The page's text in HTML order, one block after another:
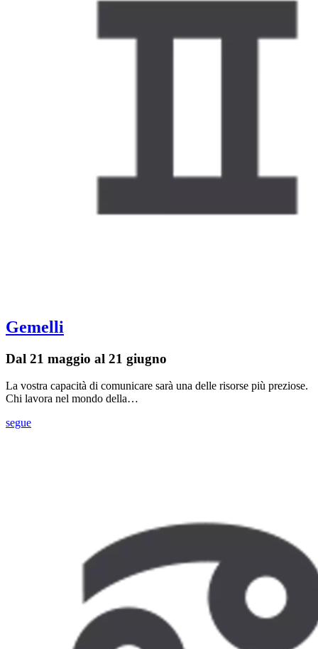
Gemelli
Dal 21 maggio al 21 giugno
La vostra capacità di comunicare sarà una delle risorse più preziose.
Chi lavora nel mondo della…
segue